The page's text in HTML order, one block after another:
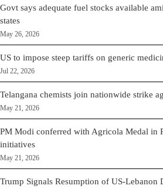
Govt says adequate fuel stocks available
states
May 26, 2026
US to impose steep tariffs on generic
Jul 22, 2026
Telangana chemists join nationwide strike
May 21, 2026
PM Modi conferred with Agricola Medal in
initiatives
May 21, 2026
Trump Signals Resumption of US-Lebanon